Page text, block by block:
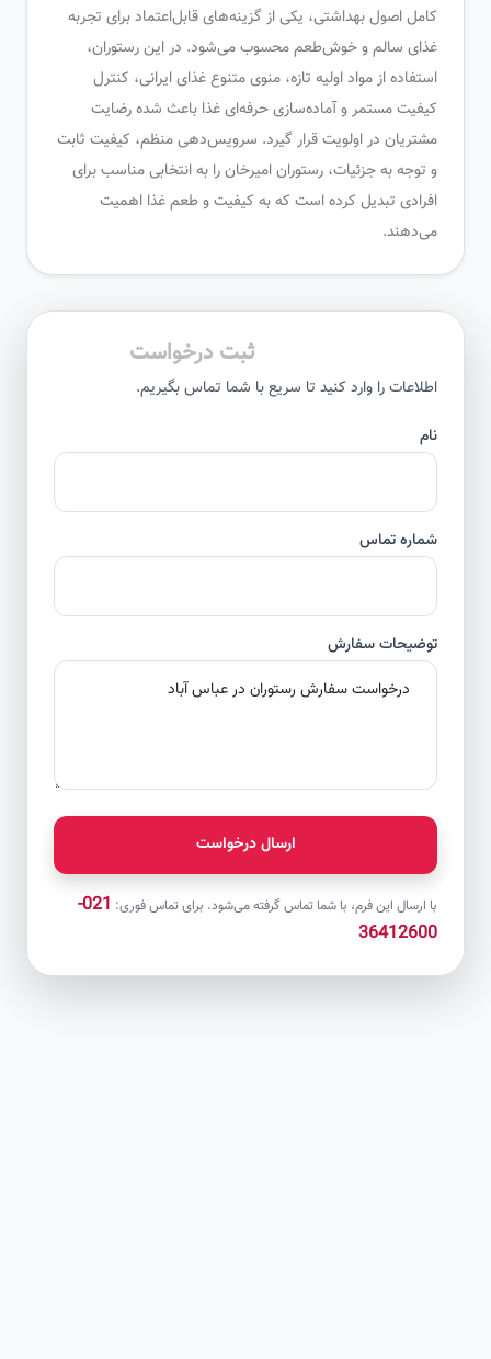
کامل اصول بهداشتی، یکی از گزینه‌های قابل‌اعتماد برای تجربه
غذای سالم و خوش‌طعم محسوب می‌شود. در این رستوران،
استفاده از مواد اولیه تازه، منوی متنوع غذای ایرانی، کنترل
کیفیت مستمر و آماده‌سازی حرفه‌ای غذا باعث شده رضایت
مشتریان در اولویت قرار گیرد. سرویس‌دهی منظم، کیفیت ثابت
و توجه به جزئیات، رستوران امیرخان را به انتخابی مناسب برای
افرادی تبدیل کرده است که به کیفیت و طعم غذا اهمیت
می‌دهند.
ثبت درخواست
اطلاعات را وارد کنید تا سریع با شما تماس بگیریم.
شماره تماس
توضیحات سفارش
ارسال درخواست
با ارسال این فرم، با شما تماس گرفته می‌شود. برای تماس فوری:
021-
36412600